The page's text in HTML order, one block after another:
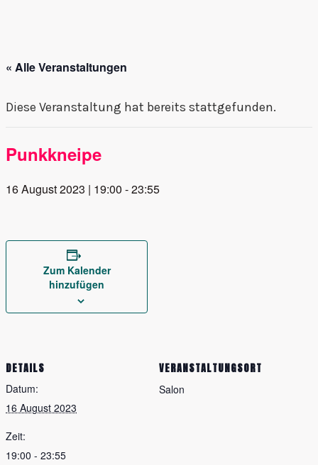
« Alle Veranstaltungen
Diese Veranstaltung hat bereits stattgefunden.
Punkkneipe
16 August 2023 | 19:00 -23:55
Zum Kalender
hinzufügen
DETAILS
Datum:
16 August 2023
Zeit:
19:00 - 23:55
VERANSTALTUNGSORT
Salon